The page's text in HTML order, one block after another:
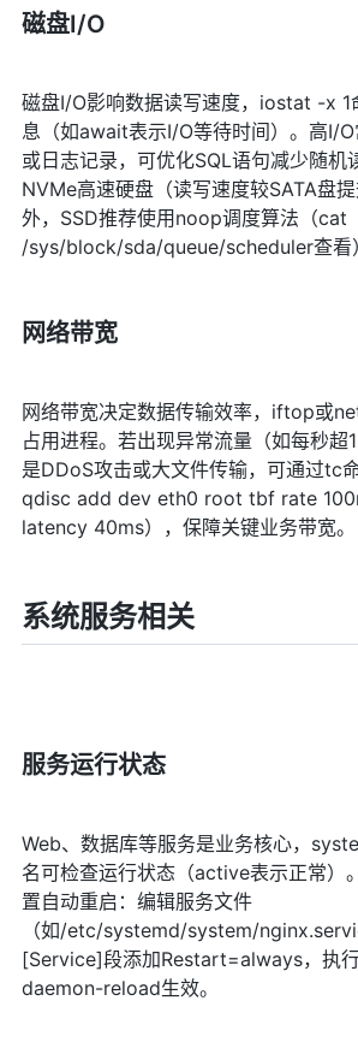
磁盘I/O
磁盘I/O影响数据读写速度，iostat -x 1
息（如await表示I/O等待时间）。高I/
或日志记录，可优化SQL语句减少随机
NVMe高速硬盘（读写速度较SATA盘
外，SSD推荐使用noop调度算法（cat
/sys/block/sda/queue/scheduler查看
网络带宽
网络带宽决定数据传输效率，iftop或
占用进程。若出现异常流量（如每秒
是DDoS攻击或大文件传输，可通过tc
qdisc add dev eth0 root tbf rate
latency 40ms），保障关键业务带宽。
系统服务相关
服务运行状态
Web、数据库等服务是业务核心，
名可检查运行状态（active表示正常）
置自动重启：编辑服务文件
（如/etc/systemd/system/
[Service]段添加Restart=always，执
daemon-reload生效。